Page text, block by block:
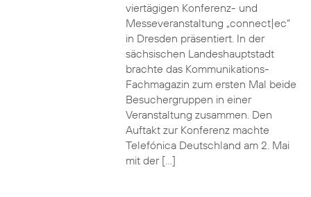
viertägigen Konferenz- und
Messeveranstaltung „connect|ec“
in Dresden präsentiert. In der
sächsischen Landeshauptstadt
brachte das Kommunikations-
Fachmagazin zum ersten Mal beide
Besuchergruppen in einer
Veranstaltung zusammen. Den
Auftakt zur Konferenz machte
Telefónica Deutschland am 2. Mai
mit der […]